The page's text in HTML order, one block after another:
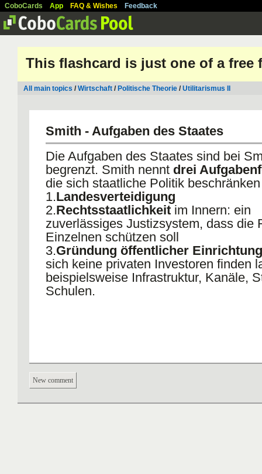
CoboCards App FAQ & Wishes Feedback
This flashcard is just one of a free
All main topics /Wirtschaft / Politische Theorie /Utilitarismus II
Smith - Aufgaben des Staates
Die Aufgaben des Staates sind bei
begrenzt. Smith nennt drei
die sich staatliche Politik
1.Landesverteidigung
2.Rechtsstaatlichkeit im Innern: ein
zuverlässiges Justizsystem, dass die
Einzelnen schützen soll
3.Gründung öffentlicher
sich keine privaten Investoren finden
beispielsweise Infrastruktur, Kanäle,
Schulen.
New comment